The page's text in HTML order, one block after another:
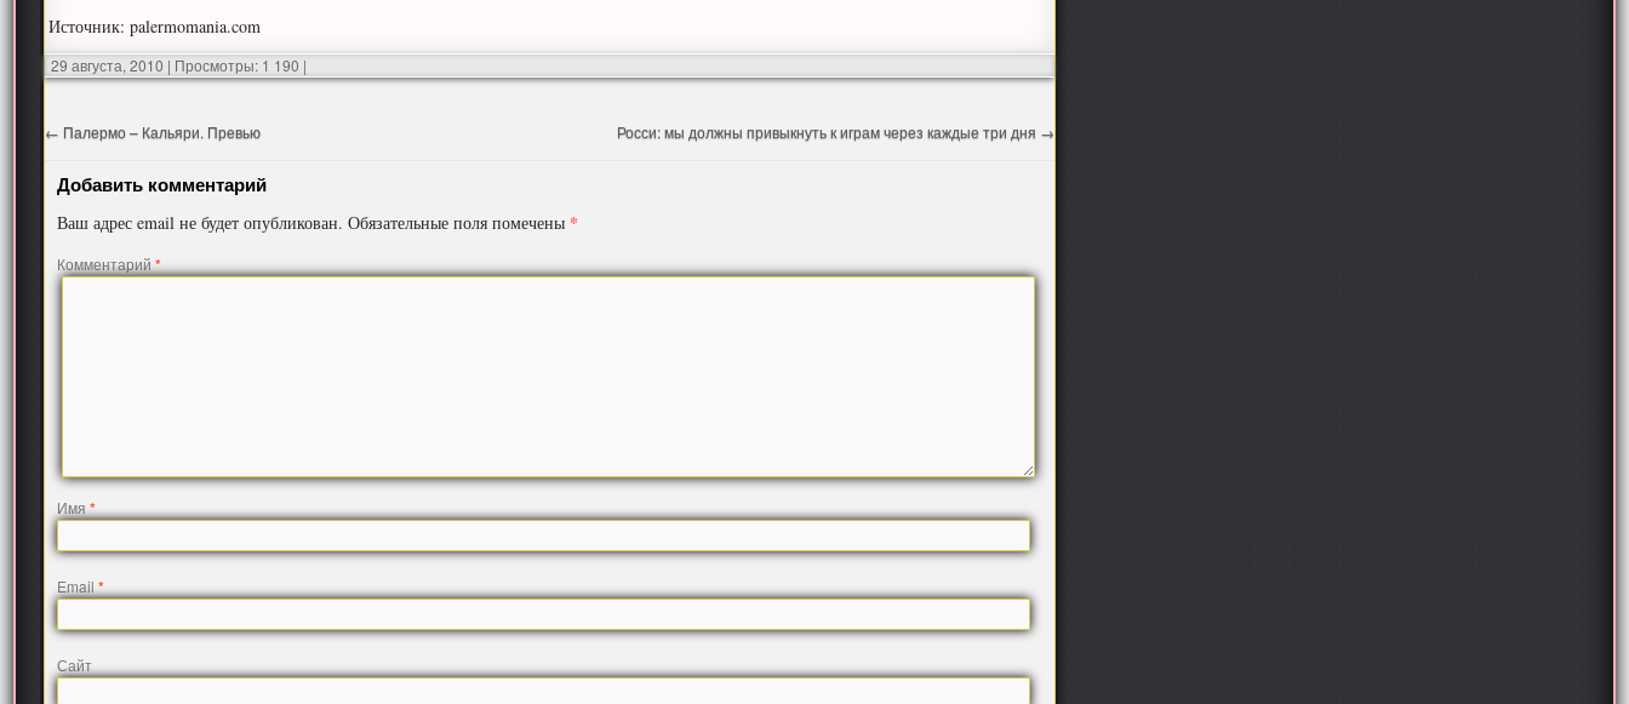
Источник: palermomania.com
29 августа, 2010 | Просмотры: 1 190 |
← Палермо – Кальяри. Превью Росси: мы должны привыкнуть к играм через каждые три дня →
Добавить комментарий
Ваш адрес email не будет опубликован. Обязательные поля помечены *
Комментарий*
Имя*
Email*
Сайт